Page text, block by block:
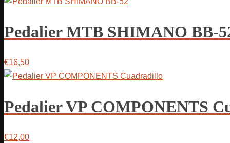
Pedalier MTB SHIMANO BB-
€16,50
Pedalier VP COMPONENTS
€12,00